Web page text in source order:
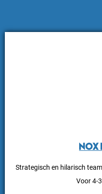
Nox
Strategisch en hilarisch
Voor 4-